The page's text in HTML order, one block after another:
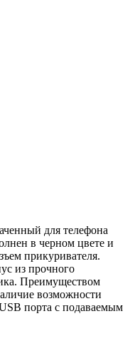
для телефона
в черном цвете и
прикуривателя.
из прочного
Преимуществом
возможности
порта с подаваемым